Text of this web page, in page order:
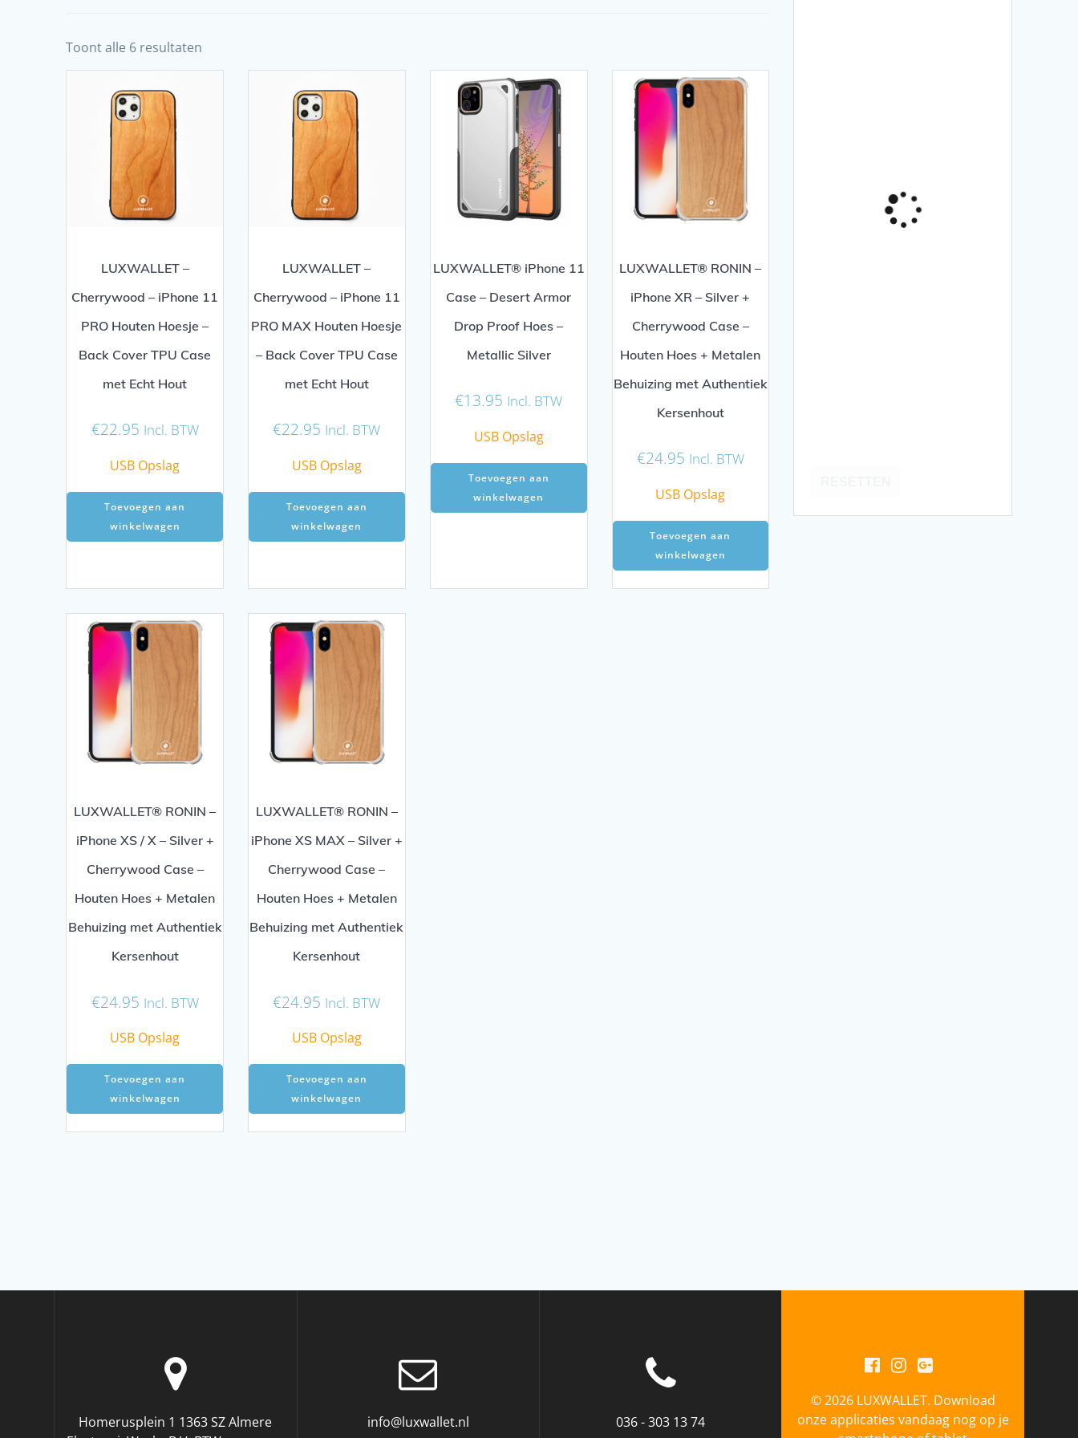
Toont alle 6 resultaten
LUXWALLET –
Cherrywood – iPhone 11
PRO Houten Hoesje –
Back Cover TPU Case
met Echt Hout
€22.95 Incl. BTW
USB Opslag
Toevoegen aan
winkelwagen
LUXWALLET –
Cherrywood – iPhone 11
PRO MAX Houten Hoesje
– Back Cover TPU Case
met Echt Hout
€22.95 Incl. BTW
USB Opslag
Toevoegen aan
winkelwagen
LUXWALLET® iPhone 11
Case – Desert Armor
Drop Proof Hoes –
Metallic Silver
€13.95 Incl. BTW
USB Opslag
Toevoegen aan
winkelwagen
LUXWALLET® RONIN –
iPhone XR – Silver +
Cherrywood Case –
Houten Hoes + Metalen
Behuizing met Authentiek
Kersenhout
€24.95 Incl. BTW
USB Opslag
Toevoegen aan
winkelwagen
LUXWALLET® RONIN –
iPhone XS / X – Silver +
Cherrywood Case –
Houten Hoes + Metalen
Behuizing met Authentiek
Kersenhout
€24.95 Incl. BTW
USB Opslag
Toevoegen aan
winkelwagen
LUXWALLET® RONIN –
iPhone XS MAX – Silver +
Cherrywood Case –
Houten Hoes + Metalen
Behuizing met Authentiek
Kersenhout
€24.95 Incl. BTW
USB Opslag
Toevoegen aan
winkelwagen
Homerusplein 1 1363 SZ Almere
info@luxwallet.nl 036 - 303 13 74
© 2026 LUXWALLET. Download
onze applicaties vandaag nog op je